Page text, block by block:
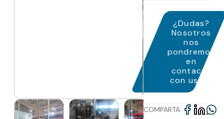
¿Dudas?
Nosotros
nos
pondremos
en
contacto
con usted
COMPARTA: